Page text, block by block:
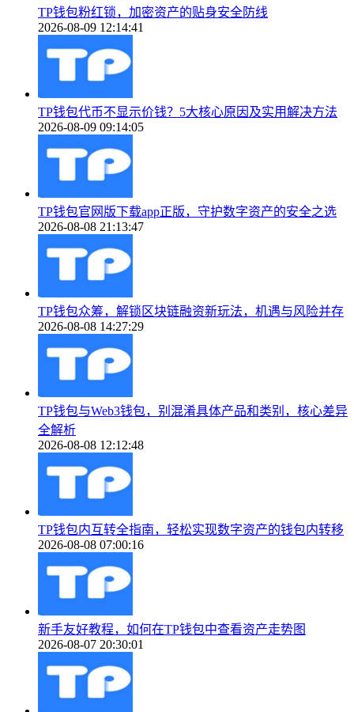
TP钱包粉红锁，加密资产的贴身安全防线
2026-08-09 12:14:41
TP钱包代币不显示价钱？5大核心原因及实用解决方法
2026-08-09 09:14:05
TP钱包官网版下载app正版，守护数字资产的安全之选
2026-08-08 21:13:47
TP钱包众筹，解锁区块链融资新玩法，机遇与风险并存
2026-08-08 14:27:29
TP钱包与Web3钱包，别混淆具体产品和类别，核心差异
全解析
2026-08-08 12:12:48
TP钱包内互转全指南，轻松实现数字资产的钱包内转移
2026-08-08 07:00:16
新手友好教程，如何在TP钱包中查看资产走势图
2026-08-07 20:30:01